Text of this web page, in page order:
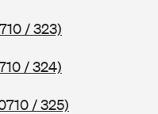
/ 323)
/ 324)
/ 325)